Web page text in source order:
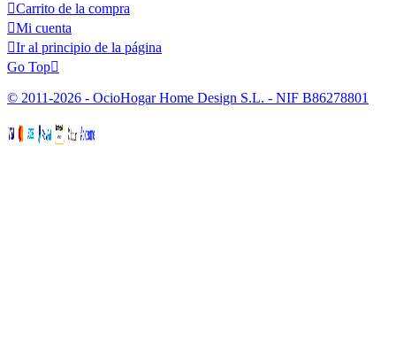
Carrito de la compra
Mi cuenta
Ir al principio de la página
Go Top
© 2011-2026 - OcioHogar Home Design S.L. - NIF B86278801